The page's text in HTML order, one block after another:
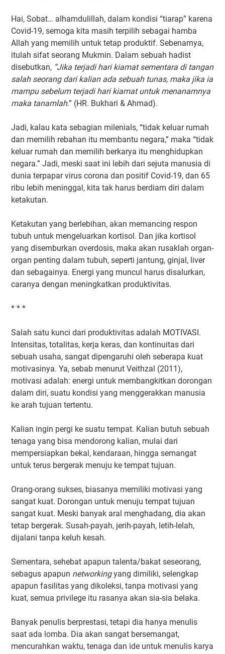
Hai, Sobat… alhamdulillah, dalam kondisi “tiarap” karena
Covid-19, semoga kita masih terpilih sebagai hamba
Allah yang memilih untuk tetap produktif. Sebenarnya,
itulah sifat seorang Mukmin. Dalam sebuah hadist
disebutkan, “Jika terjadi hari kiamat sementara di tangan
salah seorang dari kalian ada sebuah tunas, maka jika ia
mampu sebelum terjadi hari kiamat untuk menanamnya
maka tanamlah.” (HR. Bukhari & Ahmad).
Jadi, kalau kata sebagian milenials, “tidak keluar rumah
dan memilih rebahan itu membantu negara,” maka “tidak
keluar rumah dan memilih berkarya itu menghidupkan
negara.” Jadi, meski saat ini lebih dari sejuta manusia di
dunia terpapar virus corona dan positif Covid-19, dan 65
ribu lebih meninggal, kita tak harus berdiam diri dalam
ketakutan.
Ketakutan yang berlebihan, akan memancing respon
tubuh untuk mengeluarkan kortisol. Dan jika kortisol
yang disemburkan overdosis, maka akan rusaklah organ-
organ penting dalam tubuh, seperti jantung, ginjal, liver
dan sebagainya. Energi yang muncul harus disalurkan,
caranya dengan meningkatkan produktivitas.
* * *
Salah satu kunci dari produktivitas adalah MOTIVASI.
Intensitas, totalitas, kerja keras, dan kontinuitas dari
sebuah usaha, sangat dipengaruhi oleh seberapa kuat
motivasinya. Ya, sebab menurut Veithzal (2011),
motivasi adalah: energi untuk membangkitkan dorongan
dalam diri, suatu kondisi yang menggerakkan manusia
ke arah tujuan tertentu.
Kalian ingin pergi ke suatu tempat. Kalian butuh sebuah
tenaga yang bisa mendorong kalian, mulai dari
mempersiapkan bekal, kendaraan, hingga semangat
untuk terus bergerak menuju ke tempat tujuan.
Orang-orang sukses, biasanya memiliki motivasi yang
sangat kuat. Dorongan untuk menuju tempat tujuan
sangat kuat. Meski banyak aral menghadang, dia akan
tetap bergerak. Susah-payah, jerih-payah, letih-lelah,
dijalani tanpa keluh kesah.
Sementara, sehebat apapun talenta/bakat seseorang,
sebagus apapun networkingyang dimiliki, selengkap
apapun fasilitas yang dikoleksi, tanpa motivasi yang
kuat, semua privilege itu rasanya akan sia-sia belaka.
Banyak penulis berprestasi, tetapi dia hanya menulis
saat ada lomba. Dia akan sangat bersemangat,
mencurahkan waktu, tenaga dan ide untuk menulis karya